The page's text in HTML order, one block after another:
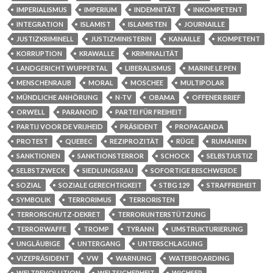
IMPERIALISMUS
IMPERIUM INDEMNITÄT
INKOMPETENT
INTEGRATION
ISLAMIST ISLAMISTEN
JOURNAILLE
JUSTIZKRIMINELL
JUSTIZMINISTERIN KANAILLE
KOMPETENT
KORRUPTION
KRAWALLE
KRIMINALITÄT
LANDGERICHT WUPPERTAL
LIBERALISMUS
MARINE LE PEN
MENSCHENRAUB
MORAL MOSCHEE
MULTIPOLAR
MÜNDLICHE ANHÖRUNG
N-TV OBAMA
OFFENER BRIEF
ORWELL
PARANOID
PARTEI FÜR FREIHEIT
PARTIJ VOOR DE VRIJHEID
PRÄSIDENT
PROPAGANDA
PROTEST
QUEBEC REZIPROZITÄT RÜGE
RUMÄNIEN
SANKTIONEN
SANKTIONSTERROR SCHOCK
SELBSTJUSTIZ
SELBSTZWECK
SIEDLUNGSBAU
SOFORTIGE BESCHWERDE
SOZIAL
SOZIALE GERECHTIGKEIT STBG 129
STRAFFREIHEIT
SYMBOLIK
TERRORIMUS
TERRORISTEN
TERRORSCHUTZ-DEKRET
TERRORUNTERSTÜTZUNG
TERRORWAFFE
TROMP TYRANN
UMSTRUKTURIERUNG
UNGLÄUBIGE
UNTERGANG
UNTERSCHLAGUNG
VIZEPRÄSIDENT
VW WARNUNG
WATERBOARDING